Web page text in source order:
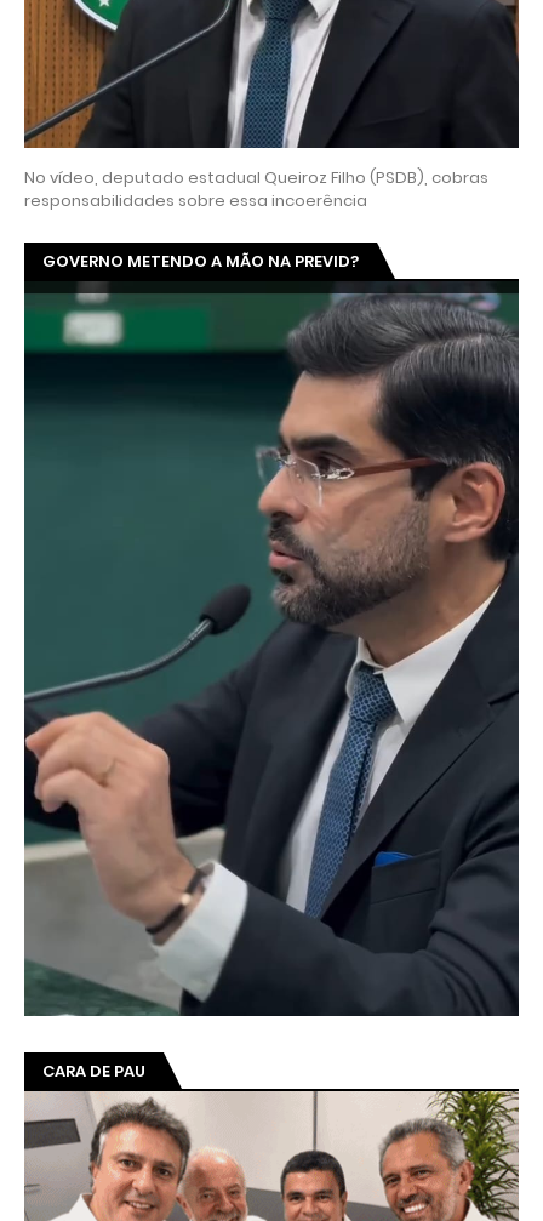
No vídeo, deputado estadual Queiroz Filho (PSDB), cobras
responsabilidades sobre essa incoerência
GOVERNO METENDO A MÃO NA PREVID?
CARA DE PAU